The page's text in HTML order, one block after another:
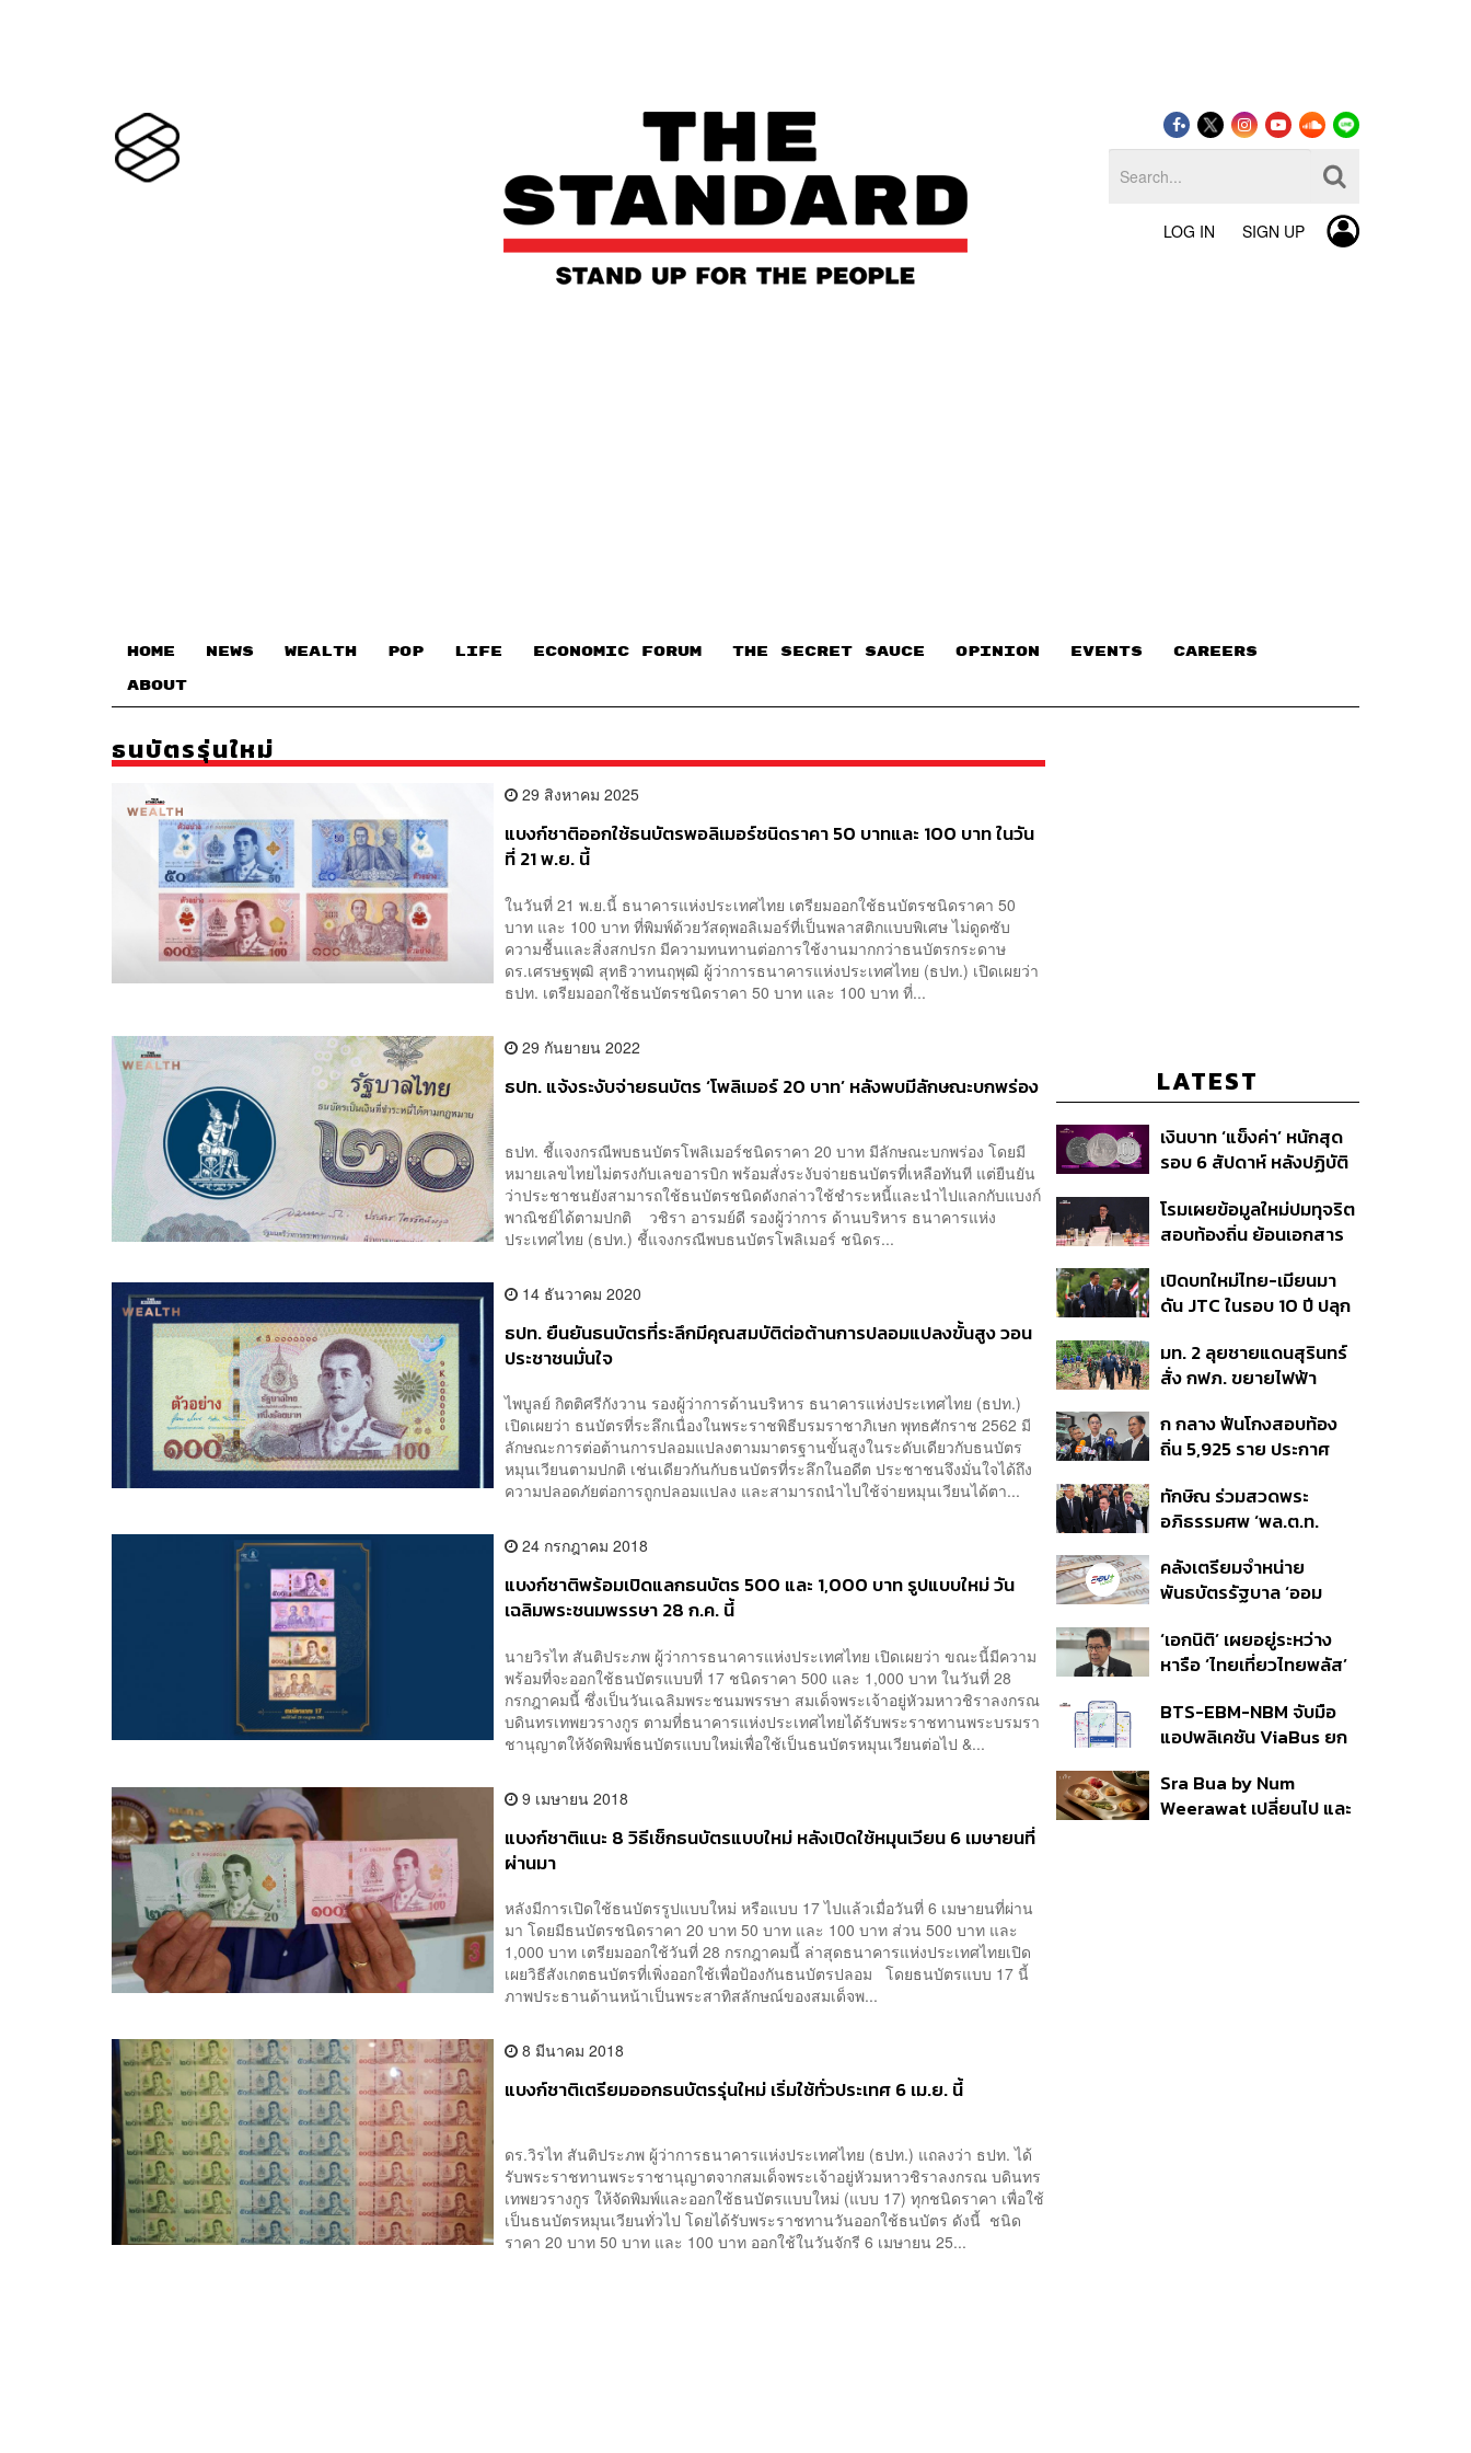
LOG IN SIGN UP
HOME NEWS WEALTH POP LIFE ECONOMIC FORUM THE SECRET SAUCE​ OPINION EVENTS CAREERS
ABOUT
ธนบัตรรุ่นใหม่
29 สิงหาคม 2025
แบงก์ชาติออกใช้ธนบัตรพอลิเมอร์ชนิดราคา 50 บาทและ 100 บาท ในวัน
ที่ 21 พ.ย. นี้
ในวันที่ 21 พ.ย.นี้ ธนาคารแห่งประเทศไทย เตรียมออกใช้ธนบัตรชนิดราคา 50
บาท และ 100 บาท ที่พิมพ์ด้วยวัสดุพอลิเมอร์ที่เป็นพลาสติกแบบพิเศษ ไม่ดูดซับ
ความชื้นและสิ่งสกปรก มีความทนทานต่อการใช้งานมากกว่าธนบัตรกระดาษ
ดร.เศรษฐพุฒิ สุทธิวาทนฤพุฒิ ผู้ว่าการธนาคารแห่งประเทศไทย (ธปท.) เปิดเผยว่า
ธปท. เตรียมออกใช้ธนบัตรชนิดราคา 50 บาท และ 100 บาท ที่...
29 กันยายน 2022
ธปท. แจ้งระงับจ่ายธนบัตร ‘โพลิเมอร์ 20 บาท’ หลังพบมีลักษณะบกพร่อง
ธปท. ชี้แจงกรณีพบธนบัตรโพลิเมอร์ชนิดราคา 20 บาท มีลักษณะบกพร่อง โดยมี
หมายเลขไทยไม่ตรงกับเลขอารบิก พร้อมสั่งระงับจ่ายธนบัตรที่เหลือทันที แต่ยืนยัน
ว่าประชาชนยังสามารถใช้ธนบัตรชนิดดังกล่าวใช้ชำระหนี้และนำไปแลกกับแบงก์
พาณิชย์ได้ตามปกติ วชิรา อารมย์ดี รองผู้ว่าการ ด้านบริหาร ธนาคารแห่ง
ประเทศไทย (ธปท.) ชี้แจงกรณีพบธนบัตรโพลิเมอร์ ชนิดร...
14 ธันวาคม 2020
ธปท. ยืนยันธนบัตรที่ระลึกมีคุณสมบัติต่อต้านการปลอมแปลงขั้นสูง วอน
ประชาชนมั่นใจ
ไพบูลย์ กิตติศรีกังวาน รองผู้ว่าการด้านบริหาร ธนาคารแห่งประเทศไทย (ธปท.)
เปิดเผยว่า ธนบัตรที่ระลึกเนื่องในพระราชพิธีบรมราชาภิเษก พุทธศักราช 2562 มี
ลักษณะการต่อต้านการปลอมแปลงตามมาตรฐานขั้นสูงในระดับเดียวกับธนบัตร
หมุนเวียนตามปกติ เช่นเดียวกันกับธนบัตรที่ระลึกในอดีต ประชาชนจึงมั่นใจได้ถึง
ความปลอดภัยต่อการถูกปลอมแปลง และสามารถนำไปใช้จ่ายหมุนเวียนได้ตา...
24 กรกฎาคม 2018
แบงก์ชาติพร้อมเปิดแลกธนบัตร 500 และ 1,000 บาท รูปแบบใหม่ วัน
เฉลิมพระชนมพรรษา 28 ก.ค. นี้
นายวิรไท สันติประภพ ผู้ว่าการธนาคารแห่งประเทศไทย เปิดเผยว่า ขณะนี้มีความ
พร้อมที่จะออกใช้ธนบัตรแบบที่ 17 ชนิดราคา 500 และ 1,000 บาท ในวันที่ 28
กรกฎาคมนี้ ซึ่งเป็นวันเฉลิมพระชนมพรรษา สมเด็จพระเจ้าอยู่หัวมหาวชิราลงกรณ
บดินทรเทพยวรางกูร ตามที่ธนาคารแห่งประเทศไทยได้รับพระราชทานพระบรมรา
ชานุญาตให้จัดพิมพ์ธนบัตรแบบใหม่เพื่อใช้เป็นธนบัตรหมุนเวียนต่อไป &...
9 เมษายน 2018
แบงก์ชาติแนะ 8 วิธีเช็กธนบัตรแบบใหม่ หลังเปิดใช้หมุนเวียน 6 เมษายนที่
ผ่านมา
หลังมีการเปิดใช้ธนบัตรรูปแบบใหม่ หรือแบบ 17 ไปแล้วเมื่อวันที่ 6 เมษายนที่ผ่าน
มา โดยมีธนบัตรชนิดราคา 20 บาท 50 บาท และ 100 บาท ส่วน 500 บาท และ
1,000 บาท เตรียมออกใช้วันที่ 28 กรกฎาคมนี้ ล่าสุดธนาคารแห่งประเทศไทยเปิด
เผยวิธีสังเกตธนบัตรที่เพิ่งออกใช้เพื่อป้องกันธนบัตรปลอม โดยธนบัตรแบบ 17 นี้
ภาพประธานด้านหน้าเป็นพระสาทิสลักษณ์ของสมเด็จพ...
8 มีนาคม 2018
แบงก์ชาติเตรียมออกธนบัตรรุ่นใหม่ เริ่มใช้ทั่วประเทศ 6 เม.ย. นี้
ดร.วิรไท สันติประภพ ผู้ว่าการธนาคารแห่งประเทศไทย (ธปท.) แถลงว่า ธปท. ได้
รับพระราชทานพระราชานุญาตจากสมเด็จพระเจ้าอยู่หัวมหาวชิราลงกรณ บดินทร
เทพยวรางกูร ให้จัดพิมพ์และออกใช้ธนบัตรแบบใหม่ (แบบ 17) ทุกชนิดราคา เพื่อใช้
เป็นธนบัตรหมุนเวียนทั่วไป โดยได้รับพระราชทานวันออกใช้ธนบัตร ดังนี้ ชนิด
ราคา 20 บาท 50 บาท และ 100 บาท ออกใช้ในวันจักรี 6 เมษายน 25...
LATEST
เงินบาท ‘แข็งค่า’ หนักสุด
รอบ 6 สัปดาห์ หลังปฏิบัติ
สหรัฐฯ-ญี่ปุ่น Standard
Chartered เปิดเป้าสิ้นปีนี้
ต่อดอลลาร์
โรมเผยข้อมูลใหม่ปมทุจริต
สอบท้องถิ่น ย้อนเอกสาร
อนุทิน จ่อสอบต่อเอี่ยว
ตัดตอน ม.บูรพา หรือไม่
เปิดบทใหม่ไทย-เมียนมา
ดัน JTC ในรอบ 10 ปี ปลุก
ชายแดน ท่าเรือน้ำลึก
ทวาย
มท. 2 ลุยชายแดนสุรินทร์
สั่ง กฟภ. ขยายไฟฟ้า
350’ เสริมความมั่นคง
ชายแดน
ก กลาง ฟันโกงสอบท้อง
ถิ่น 5,925 ราย ประกาศ
ราย รอ ป.ป.ช. ขีดเส้นแล้ว
เสร็จ 31 ส.ค.
ทักษิณ ร่วมสวดพระ
อภิธรรมศพ ‘พล.ต.ท.
สิน’ สิริอายุ 103 ปี แกนนำ
เพื่อไทย-บุคคลหลาก
คลังเตรียมจำหน่าย
พันธบัตรรัฐบาล ‘ออม
ก.ย.นี้ อาจเพิ่มสัดส่วนการ
ขายแบบ Small Lot First
‘เอกนิติ’ เผยอยู่ระหว่าง
หารือ ‘ไทยเที่ยวไทยพลัส’
แสนล้าน มั่นใจงบต่อ ‘ไทย
ช่วยไทย พลัส’ เฟส 2 มี
BTS-EBM-NBM จับมือ
แอปพลิเคชัน ViaBus ยก
รถไฟฟ้า 3 สายแบบเรียล
ไทม์
Sra Bua by Num
Weerawat เปลี่ยนไป และ